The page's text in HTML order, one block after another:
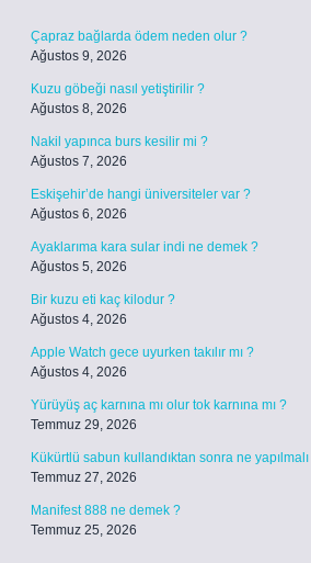
Çapraz bağlarda ödem neden olur ?
Ağustos 9, 2026
Kuzu göbeği nasıl yetiştirilir ?
Ağustos 8, 2026
Nakil yapınca burs kesilir mi ?
Ağustos 7, 2026
Eskişehir’de hangi üniversiteler var ?
Ağustos 6, 2026
Ayaklarıma kara sular indi ne demek ?
Ağustos 5, 2026
Bir kuzu eti kaç kilodur ?
Ağustos 4, 2026
Apple Watch gece uyurken takılır mı ?
Ağustos 4, 2026
Yürüyüş aç karnına mı olur tok karnına mı ?
Temmuz 29, 2026
Kükürtlü sabun kullandıktan sonra ne
Temmuz 27, 2026
Manifest 888 ne demek ?
Temmuz 25, 2026